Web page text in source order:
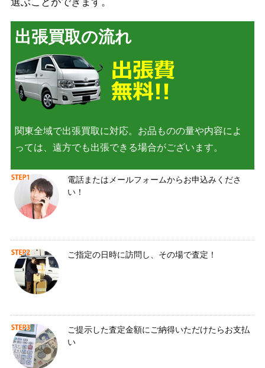
出張買取の流れ
関東全域で出張買取に対応。お品ものの量や内容によ
っては、遠方でも出張できる場合がございます。
電話またはメールフォームからお申込みくださ
い！
ご指定の日時に訪問し、その場で査定！
ご提示した査定金額にご納得いただけたらお支払
い